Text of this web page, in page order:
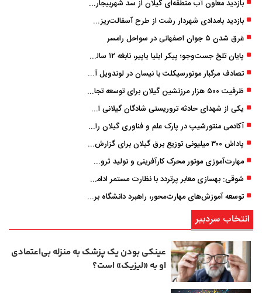
بازدید معاون آب منطقه‌ای گیلان از سد شهربیجار برای تداوم تأمین آب شرب استان
بازدید بامدادی شهردار رشت از طرح آسفالت‌ریزی گسترده در مناطق پنج‌گانه
غرق شدن ۵ جوان اصفهانی در سواحل رامسر
پایان تلخ جست‌وجو؛ پیکر ایلیا یاپیر، نابغه ۱۲ ساله لاهیجانی پیدا شد
تصادف مرگبار موتورسیکلت با نیسان در لوندویل آستارا/ انتقال مصدوم با اورژانس هوایی به رشت
ظرفیت ۵۰۰ هزار مرزنشین گیلان برای توسعه تجارت فعال می‌شود
یکی از شهدای حادثه تروریستی شادگان گیلانی است/ شهادت «سینا سیاه‌ نژاد» در درگیری با اشرار مسلح
آکادمی منتورشیپ در پارک علم و فناوری گیلان راه‌اندازی شد
پاداش ۳۰۰ میلیونی توزیع برق گیلان برای گزارش ماینرهای غیرمجاز
مهارت‌آموزی موتور محرک کارآفرینی و تولید ثروت است
شوقی: بهسازی معابر پرتردد با نظارت مستمر ادامه دارد
توسعه آموزش‌های مهارت‌محور، راهبرد دانشگاه برای تربیت نیروی متخصص است
انتخاب سردبیر
عینکی‌ بودن یک پزشک به منزله بی‌اعتمادی
او به «لیزیک» است؟